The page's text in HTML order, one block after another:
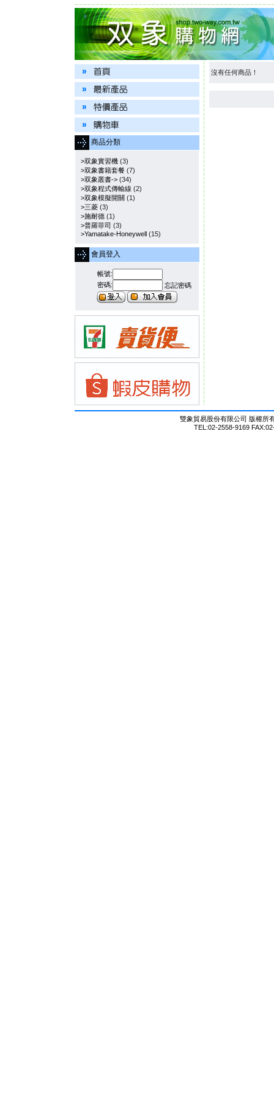
商品分類
>双象實習機(3)
>双象書籍套餐(7)
>双象叢書->(34)
>双象程式傳輸線 (2)
>双象模擬開關(1)
>三菱(3)
>施耐德(1)
>普羅菲司 (3)
>Yamatake-Honeywell(15)
會員登入
帳號:
密碼:
忘記密碼
沒有任何商品！
雙象貿易股份有限公司 版權所
TEL:02-2558-9169